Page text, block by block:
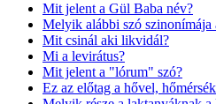
Mit jelent a Gül Baba név?
Melyik alábbi szó
Mit csinál aki likvidál?
Mi a levirátus?
Mit jelent a "lórum" szó?
Ez az előtag a hővel,